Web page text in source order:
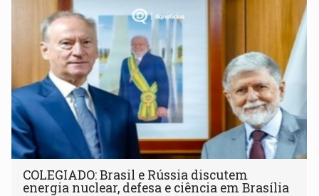
COLEGIADO: Brasil e Rússia discutem
energia nuclear, defesa e ciência em Brasília